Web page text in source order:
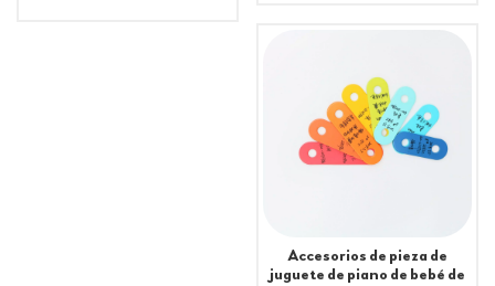
Accesorios de pieza de
juguete de piano de bebé de